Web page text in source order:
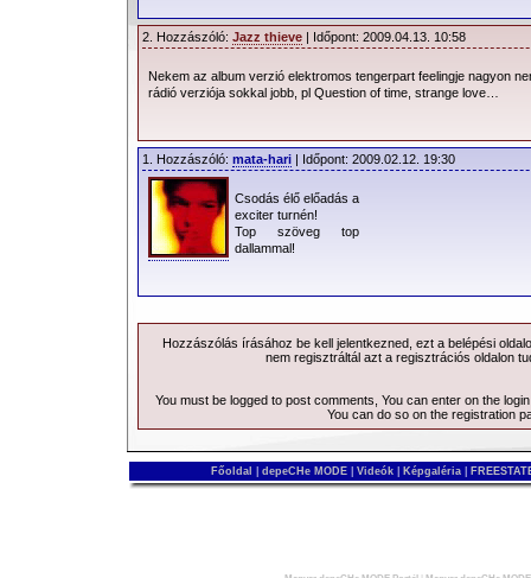
2. Hozzászóló: Jazz thieve | Időpont: 2009.04.13. 10:58
Nekem az album verzió elektromos tengerpart feelingje nagyon
rádió verziója sokkal jobb, pl Question of time, strange love…
1. Hozzászóló: mata-hari | Időpont: 2009.02.12. 19:30
Csodás élő előadás a
exciter turnén!
Top szöveg top
dallammal!
Hozzászólás írásához be kell jelentkezned, ezt a belépési
nem regisztráltál azt a regisztrációs oldalon
You must be logged to post comments, You can enter on the
You can do so on the registration
Főoldal depeCHe MODE Videók Képgaléria